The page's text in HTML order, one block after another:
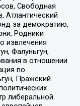
Свободная
Атлантический
за демократию,
Родники
извлечения
Фалуньгун,
в отношении
по
Пражский
либеральной